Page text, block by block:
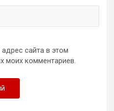
сайта в этом
моих комментариев.